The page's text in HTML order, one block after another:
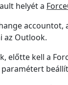
helyét a
accountot,
az Outlook.
előtte kell a